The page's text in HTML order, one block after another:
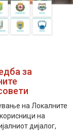
за
на Локалните
на
дијалог,